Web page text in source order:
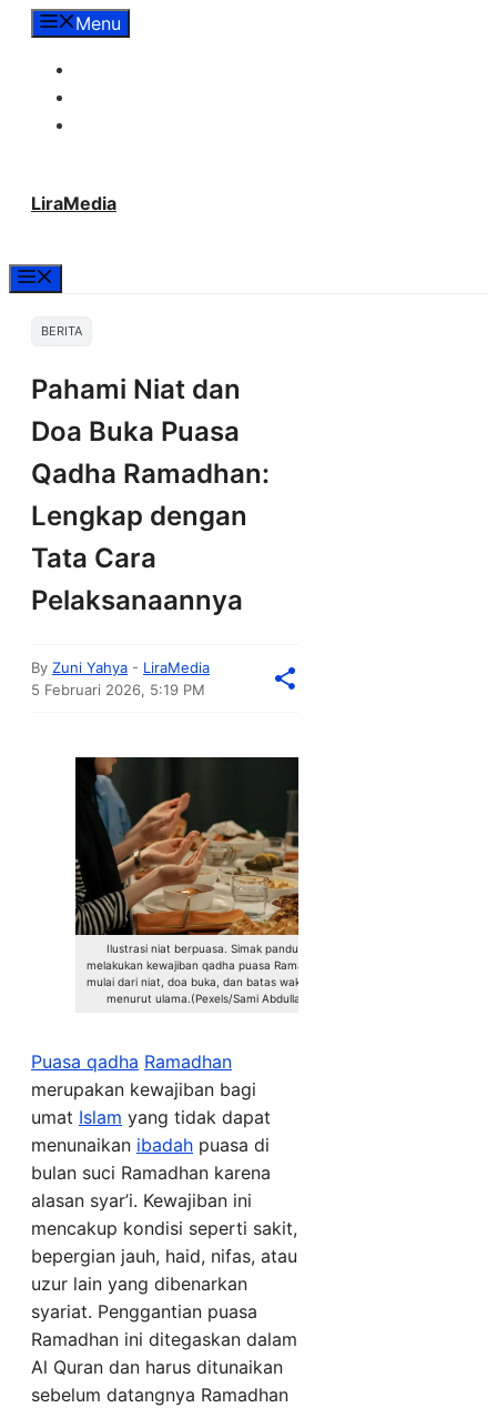
LangsungMenu
LiraMedia
BERITA
Pahami Niat dan
Doa Buka Puasa
Qadha Ramadhan:
Lengkap dengan
Tata Cara
Pelaksanaannya
By Zuni Yahya - LiraMedia
5 Februari 2026, 5:19 PM
Ilustrasi niat berpuasa. Simak panduan
melakukan kewajiban qadha puasa Ramadhan
mulai dari niat, doa buka, dan batas waktunya
menurut ulama.(Pexels/Sami Abdullah)
Puasa qadha Ramadhan
merupakan kewajiban bagi
umat Islam yang tidak dapat
menunaikan ibadah puasa di
bulan suci Ramadhan karena
alasan syar’i. Kewajiban ini
mencakup kondisi seperti sakit,
bepergian jauh, haid, nifas, atau
uzur lain yang dibenarkan
syariat. Penggantian puasa
Ramadhan ini ditegaskan dalam
Al Quran dan harus ditunaikan
sebelum datangnya Ramadhan